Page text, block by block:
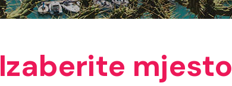
Izaberite mjesto